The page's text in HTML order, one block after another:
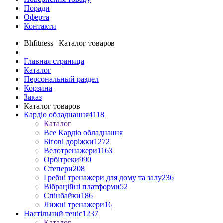
Поради
Оферта
Контакти
Bhfitness | Каталог товаров
Главная страница
Каталог
Персональный раздел
Корзина
Заказ
Каталог товаров
Кардіо обладнання4118
Каталог
Все Кардіо обладнання
Бігові доріжки1272
Велотренажери1163
Орбітреки990
Степери208
Гребні тренажери для дому та залу236
Вібраційні платформи52
Спінбайки186
Лижні тренажери16
Настільний теніс1237